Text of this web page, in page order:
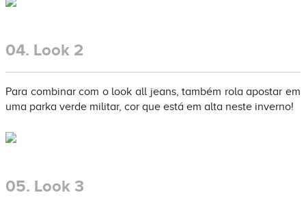
04. Look 2
Para combinar com o look all jeans, também rola apostar em
uma parka verde militar, cor que está em alta neste inverno!
05. Look 3